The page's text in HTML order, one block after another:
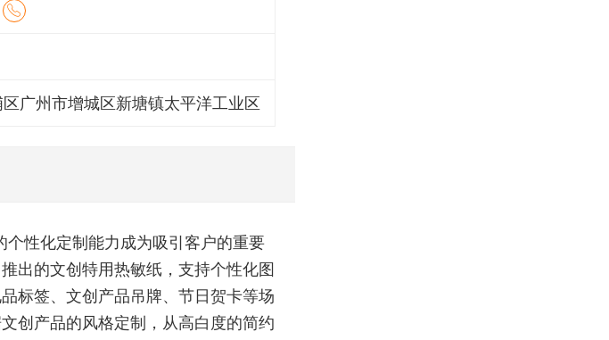
广州市增城区新塘镇太平洋工业区
性化定制能力成为吸引客户的重要
出的文创特用热敏纸，支持个性化图
标签、文创产品吊牌、节日贺卡等场
创产品的风格定制，从高白度的简约